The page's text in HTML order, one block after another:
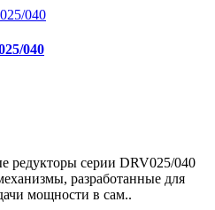
040
редукторы серии DRV025/040
разработанные для
мощности в сам..